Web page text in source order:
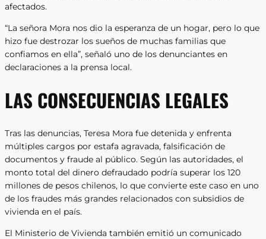
afectados.
“La señora Mora nos dio la esperanza de un hogar, pero lo que
hizo fue destrozar los sueños de muchas familias que
confiamos en ella”, señaló uno de los denunciantes en
declaraciones a la prensa local.
LAS CONSECUENCIAS LEGALES
Tras las denuncias, Teresa Mora fue detenida y enfrenta
múltiples cargos por estafa agravada, falsificación de
documentos y fraude al público. Según las autoridades, el
monto total del dinero defraudado podría superar los 120
millones de pesos chilenos, lo que convierte este caso en uno
de los fraudes más grandes relacionados con subsidios de
vivienda en el país.
El Ministerio de Vivienda también emitió un comunicado